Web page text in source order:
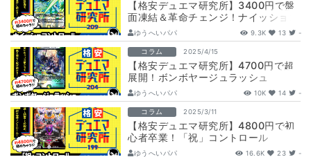
【格安デュエマ研究所】3400円で盤
面凍結＆革命チェンジ！ナイッショコ
ントロール
ゆうへいパパ 9.3K 13 -
コラム 2025/4/15
【格安デュエマ研究所】4700円で超
展開！ボンボヤージュラッシュ
ゆうへいパパ 10K 14 -
コラム 2025/3/11
【格安デュエマ研究所】4800円で初
心者卒業！「祝」コントロール
ゆうへいパパ 16.6K 23 -